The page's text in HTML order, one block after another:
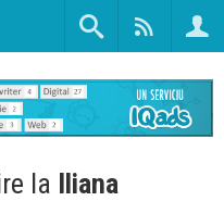
la Iliana